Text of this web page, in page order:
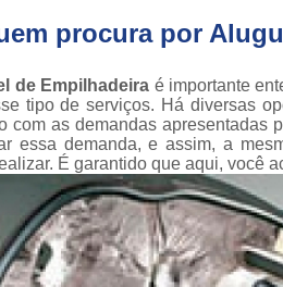
Venda de
Venda de
empilhadeiras
skam
Venda de peças
para
empilhadeiras
procura por
de Empilhadeira é importante
tipo de serviços. Há diversas
com as demandas apresentadas
essa demanda, e assim, a
É garantido que aqui, você